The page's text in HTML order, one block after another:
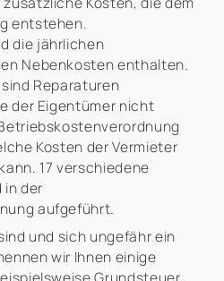
entstehen.
die jährlichen
Nebenkosten enthalten.
Reparaturen
der Eigentümer nicht
Kosten der Vermieter
17 verschiedene
in der
aufgeführt.
und sich ungefähr ein
wir Ihnen einige